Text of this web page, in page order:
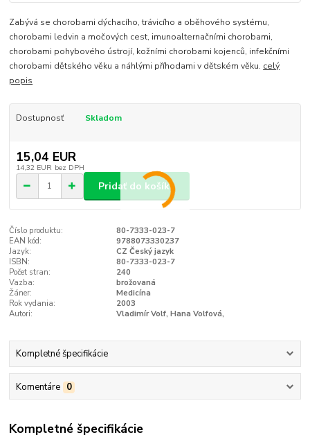
Zabývá se chorobami dýchacího, trávicího a oběhového systému,
chorobami ledvin a močových cest, imunoalternačními chorobami,
chorobami pohybového ústrojí, kožními chorobami kojenců, infekčními
chorobami dětského věku a náhlými příhodami v dětském věku. celý
popis
Dostupnosť Skladom
15,04 EUR
14,32 EUR bez DPH
Pridať do košíka
Číslo produktu:
80-7333-023-7
EAN kód:
9788073330237
Jazyk:
CZ Český jazyk
ISBN:
80-7333-023-7
Počet stran:
240
Vazba:
brožovaná
Žáner:
Medicína
Rok vydania:
2003
Autori:
Vladimír Volf, Hana Volfová,
Kompletné špecifikácie
Komentáre 0
Kompletné špecifikácie